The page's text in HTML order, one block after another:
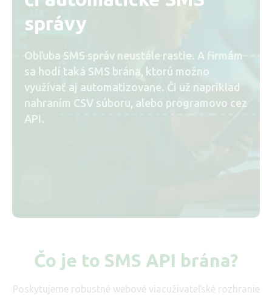
správy
Obľuba SMS správ neustále rastie. A firmám
sa hodí taká SMS brána, ktorú možno
využívať aj automatizovane. Či už napríklad
nahraním CSV súboru, alebo programovo cez
API.
Čo je to SMS API brána?
Poskytujeme robustné webové viacužívateľské rozhranie